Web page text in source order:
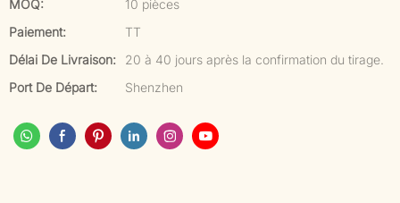
MOQ:
10 pièces
Paiement:
TT
Délai De Livraison:
20 à 40 jours après la confirmation du tirage.
Port De Départ:
Shenzhen